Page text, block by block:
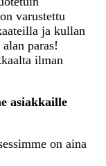
varustettu
ja kullan
paras!
ilman
asiakkaille
on aina